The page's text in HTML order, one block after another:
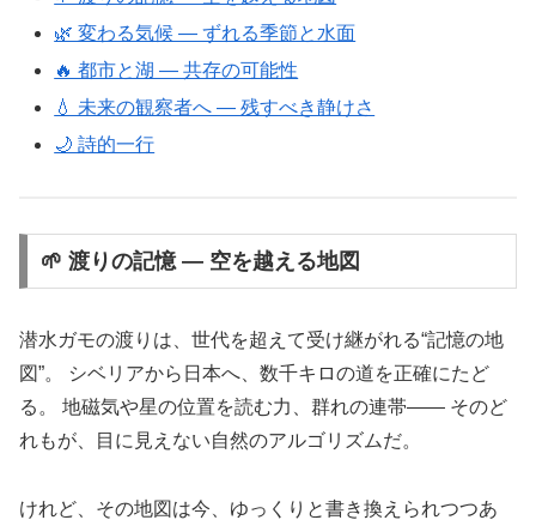
🌿 変わる気候 ― ずれる季節と水面
🔥 都市と湖 ― 共存の可能性
💧 未来の観察者へ ― 残すべき静けさ
🌙 詩的一行
🌱 渡りの記憶 ― 空を越える地図
潜水ガモの渡りは、世代を超えて受け継がれる“記憶の地
図”。 シベリアから日本へ、数千キロの道を正確にたど
る。 地磁気や星の位置を読む力、群れの連帯―― そのど
れもが、目に見えない自然のアルゴリズムだ。
けれど、その地図は今、ゆっくりと書き換えられつつあ